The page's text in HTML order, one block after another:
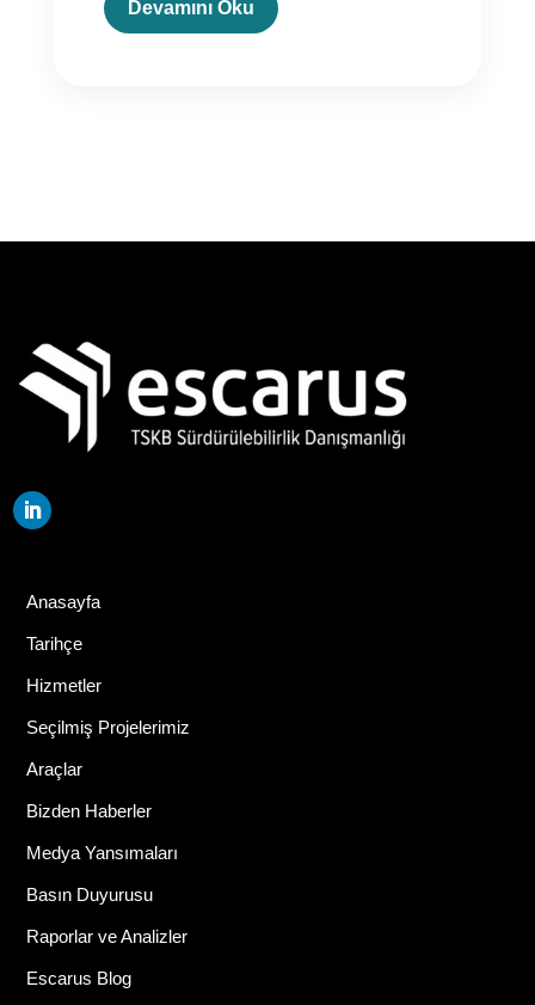
Devamını Oku
Anasayfa
Tarihçe
Hizmetler
Seçilmiş Projelerimiz
Araçlar
Bizden Haberler
Medya Yansımaları
Basın Duyurusu
Raporlar ve Analizler
Escarus Blog